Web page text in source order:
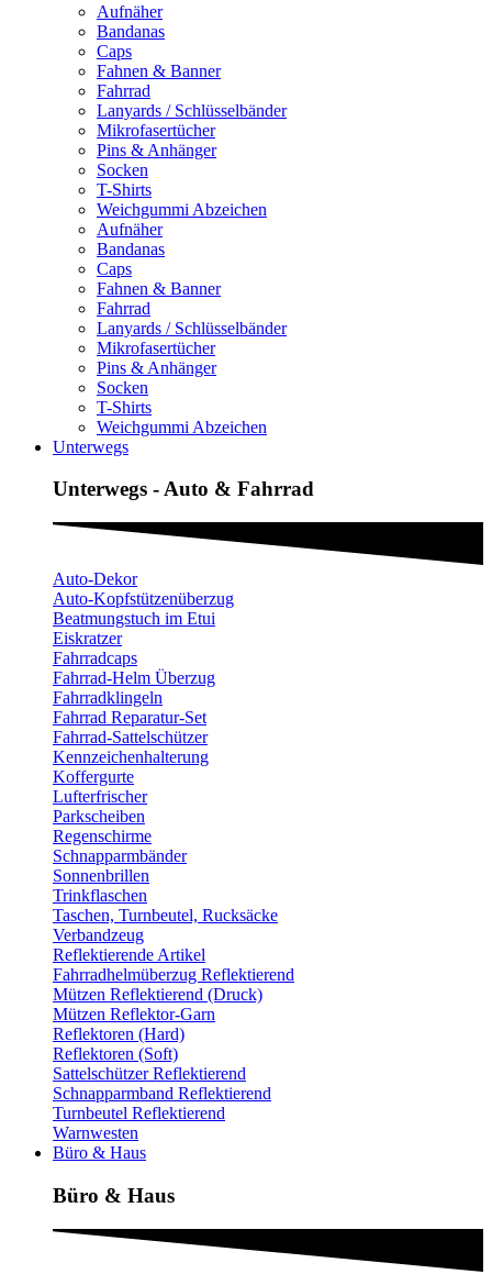
Aufnäher
Bandanas
Caps
Fahnen & Banner
Fahrrad
Lanyards / Schlüsselbänder
Mikrofasertücher
Pins & Anhänger
Socken
T-Shirts
Weichgummi Abzeichen
Aufnäher
Bandanas
Caps
Fahnen & Banner
Fahrrad
Lanyards / Schlüsselbänder
Mikrofasertücher
Pins & Anhänger
Socken
T-Shirts
Weichgummi Abzeichen
Unterwegs
Unterwegs - Auto & Fahrrad
Auto-Dekor
Auto-Kopfstützenüberzug
Beatmungstuch im Etui
Eiskratzer
Fahrradcaps
Fahrrad-Helm Überzug
Fahrradklingeln
Fahrrad Reparatur-Set
Fahrrad-Sattelschützer
Kennzeichenhalterung
Koffergurte
Lufterfrischer
Parkscheiben
Regenschirme
Schnapparmbänder
Sonnenbrillen
Trinkflaschen
Taschen, Turnbeutel, Rucksäcke
Verbandzeug
Reflektierende Artikel
Fahrradhelmüberzug Reflektierend
Mützen Reflektierend (Druck)
Mützen Reflektor-Garn
Reflektoren (Hard)
Reflektoren (Soft)
Sattelschützer Reflektierend
Schnapparmband Reflektierend
Turnbeutel Reflektierend
Warnwesten
Büro & Haus
Büro & Haus